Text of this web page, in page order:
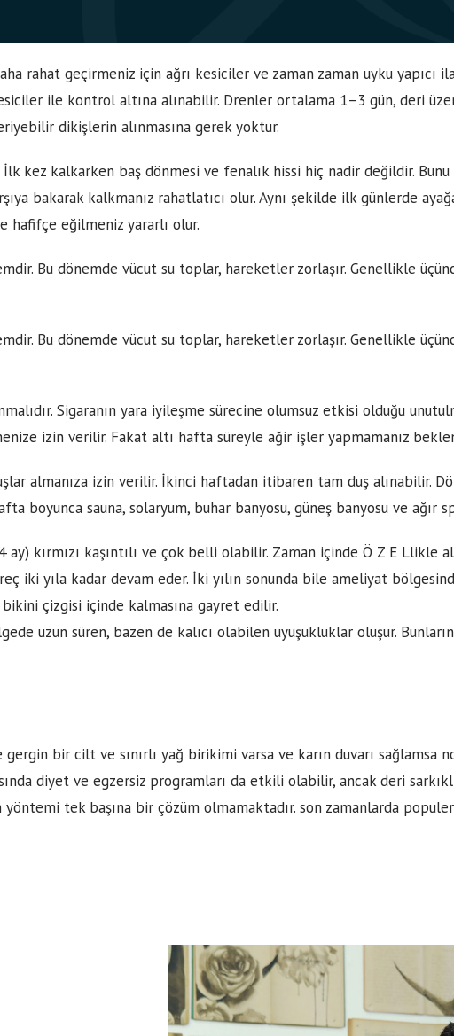
rahat geçirmeniz için ağrı kesiciler ve zaman zaman uyku yapıcı
ile kontrol altına alınabilir. Drenler ortalama 1–3 gün, deri
dikişlerin alınmasına gerek yoktur.
kez kalkarken baş dönmesi ve fenalık hissi hiç nadir değildir.
bakarak kalkmanız rahatlatıcı olur. Aynı şekilde ilk günlerde
hafifçe eğilmeniz yararlı olur.
Bu dönemde vücut su toplar, hareketler zorlaşır. Genellikle
Bu dönemde vücut su toplar, hareketler zorlaşır. Genellikle
Sigaranın yara iyileşme sürecine olumsuz etkisi olduğu
izin verilir. Fakat altı hafta süreyle ağir işler yapmamanız
almanıza izin verilir. İkinci haftadan itibaren tam duş alınabilir.
sauna, solaryum, buhar banyosu, güneş banyosu ve ağır
kırmızı kaşıntılı ve çok belli olabilir. Zaman içinde Ö Z E Llikle
iki yıla kadar devam eder. İki yılın sonunda bile ameliyat
çizgisi içinde kalmasına gayret edilir.
uzun süren, bazen de kalıcı olabilen uyuşukluklar oluşur.
bir cilt ve sınırlı yağ birikimi varsa ve karın duvarı sağlamsa
diyet ve egzersiz programları da etkili olabilir, ancak deri
yöntemi tek başına bir çözüm olmamaktadır. son zamanlarda